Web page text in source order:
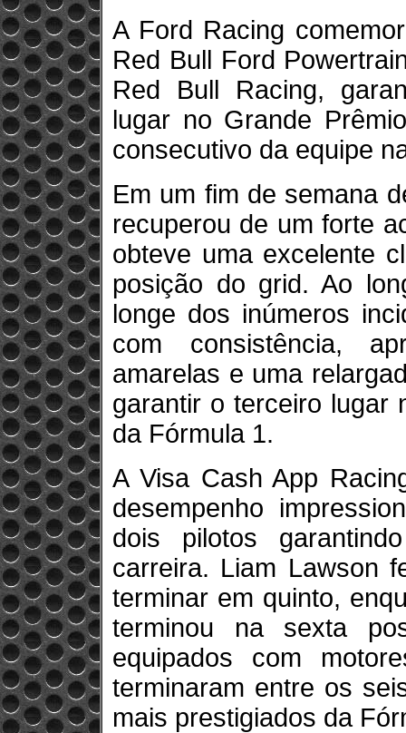
A Ford Racing
Red Bull Ford
Red Bull Racing,
lugar no Grande
consecutivo da equipe
Em um fim de semana
recuperou de um forte
obteve uma excelente
posição do grid. Ao
longe dos inúmeros
com consistência,
amarelas e uma
garantir o terceiro lugar
da Fórmula 1.
A Visa Cash App
desempenho
dois pilotos
carreira. Liam Lawson
terminar em quinto,
terminou na sexta
equipados com
terminaram entre os
mais prestigiados da